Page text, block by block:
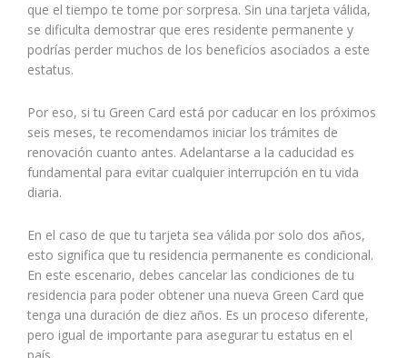
que el tiempo te tome por sorpresa. Sin una tarjeta válida,
se dificulta demostrar que eres residente permanente y
podrías perder muchos de los beneficios asociados a este
estatus.
Por eso, si tu Green Card está por caducar en los próximos
seis meses, te recomendamos iniciar los trámites de
renovación cuanto antes. Adelantarse a la caducidad es
fundamental para evitar cualquier interrupción en tu vida
diaria.
En el caso de que tu tarjeta sea válida por solo dos años,
esto significa que tu residencia permanente es condicional.
En este escenario, debes cancelar las condiciones de tu
residencia para poder obtener una nueva Green Card que
tenga una duración de diez años. Es un proceso diferente,
pero igual de importante para asegurar tu estatus en el